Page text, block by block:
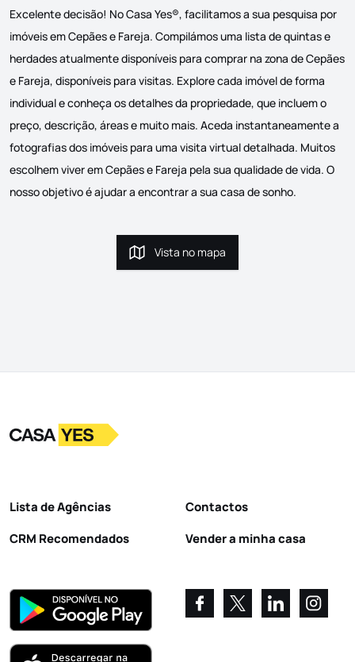
Excelente decisão! No Casa Yes®, facilitamos a sua pesquisa por
imóveis em Cepães e Fareja. Compilámos uma lista de quintas e
herdades atualmente disponíveis para comprar na zona de Cepães
e Fareja, disponíveis para visitas. Explore cada imóvel de forma
individual e conheça os detalhes da propriedade, que incluem o
preço, descrição, áreas e muito mais. Aceda instantaneamente a
fotografias dos imóveis para uma visita virtual detalhada. Muitos
escolhem viver em Cepães e Fareja pela sua qualidade de vida. O
nosso objetivo é ajudar a encontrar a sua casa de sonho.
Vista no mapa
Vista no mapa
LogoIr para a homepage
Lista de Agências
CRM Recomendados
Contactos
Vender a minha casa